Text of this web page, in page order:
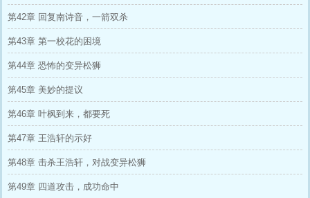
第42章 回复南诗音，一箭双杀
第43章 第一校花的困境
第44章 恐怖的变异松狮
第45章 美妙的提议
第46章 叶枫到来，都要死
第47章 王浩轩的示好
第48章 击杀王浩轩，对战变异松狮
第49章 四道攻击，成功命中